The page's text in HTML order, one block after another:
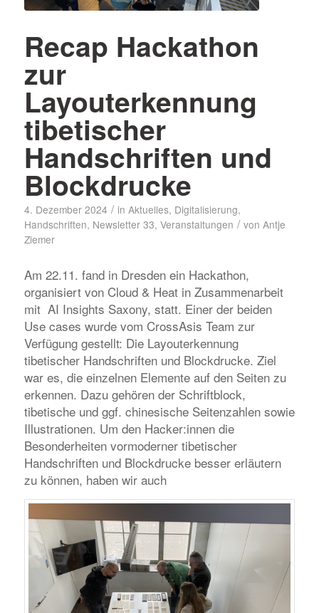
Recap Hackathon
zur
Layouterkennung
tibetischer
Handschriften und
Blockdrucke
4. Dezember 2024 / in Aktuelles, Digitalisierung,
Handschriften, Newsletter 33, Veranstaltungen / von Antje
Ziemer
Am 22.11. fand in Dresden ein Hackathon,
organisiert von Cloud & Heat in Zusammenarbeit
mit AI Insights Saxony, statt. Einer der beiden
Use cases wurde vom CrossAsis Team zur
Verfügung gestellt: Die Layouterkennung
tibetischer Handschriften und Blockdrucke. Ziel
war es, die einzelnen Elemente auf den Seiten zu
erkennen. Dazu gehören der Schriftblock,
tibetische und ggf. chinesische Seitenzahlen sowie
Illustrationen. Um den Hacker:innen die
Besonderheiten vormoderner tibetischer
Handschriften und Blockdrucke besser erläutern
zu können, haben wir auch